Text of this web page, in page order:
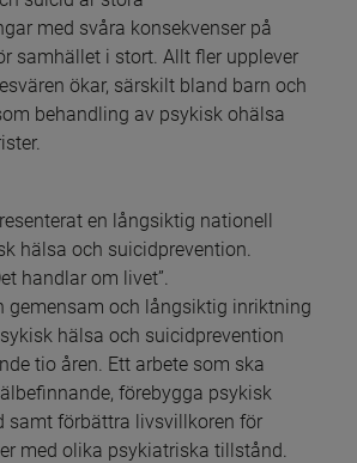
med svåra konsekvenser på
samhället i stort. Allt fler upplever
ökar, särskilt bland barn och
behandling av psykisk ohälsa
en långsiktig nationell
hälsa och suicidprevention.
handlar om livet”.
gemensam och långsiktig inriktning
hälsa och suicidprevention
tio åren. Ett arbete som ska
förebygga psykisk
samt förbättra livsvillkoren för
med olika psykiatriska tillstånd.